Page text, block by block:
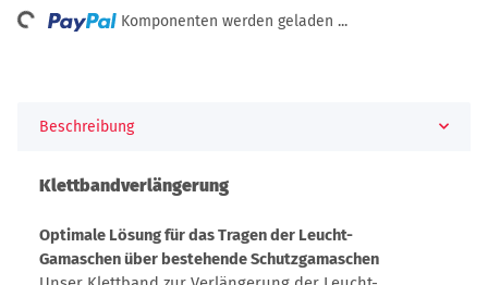
Komponenten werden geladen ...
Beschreibung
Klettbandverlängerung
Optimale Lösung für das Tragen der Leucht-
Gamaschen über bestehende Schutzgamaschen